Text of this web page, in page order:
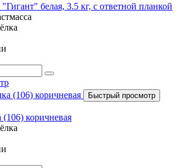
белая, 3.5 кг, с ответной планкой
Быстрый просмотр
коричневая